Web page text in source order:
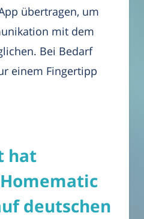
übertragen, um
mit dem
Bei Bedarf
einem Fingertipp
hat
deutschen